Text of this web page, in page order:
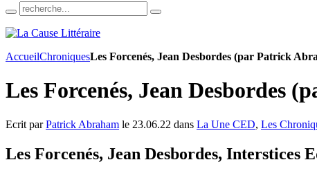
AccueilChroniquesLes Forcenés, Jean Desbordes (par Patrick
Les Forcenés, Jean Desbordes
Ecrit parPatrick Abraham le 23.06.22 dans La Une CED, Les
Les Forcenés, Jean Desbordes, Interstices